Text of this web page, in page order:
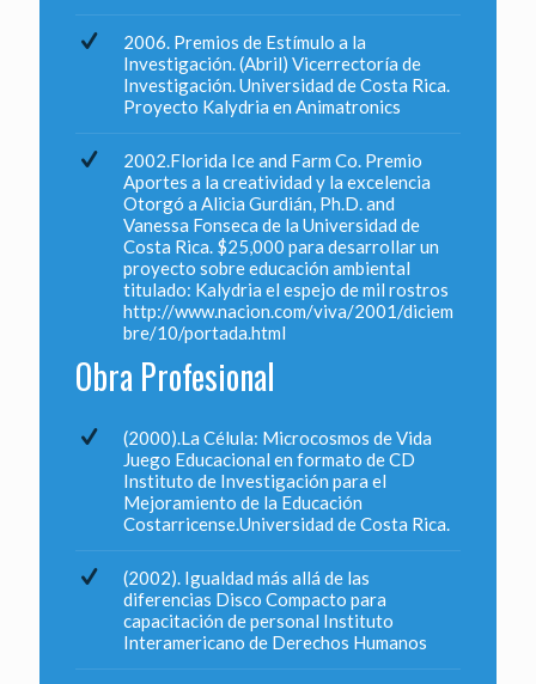
2006. Premios de Estímulo a la
Investigación. (Abril) Vicerrectoría de
Investigación. Universidad de Costa Rica.
Proyecto Kalydria en Animatronics
2002.Florida Ice and Farm Co. Premio
Aportes a la creatividad y la excelencia
Otorgó a Alicia Gurdián, Ph.D. and
Vanessa Fonseca de la Universidad de
Costa Rica. $25,000 para desarrollar un
proyecto sobre educación ambiental
titulado: Kalydria el espejo de mil rostros
http://www.nacion.com/viva/2001/diciem
bre/10/portada.html
Obra Profesional
(2000).La Célula: Microcosmos de Vida
Juego Educacional en formato de CD
Instituto de Investigación para el
Mejoramiento de la Educación
Costarricense.Universidad de Costa Rica.
(2002). Igualdad más allá de las
diferencias Disco Compacto para
capacitación de personal Instituto
Interamericano de Derechos Humanos